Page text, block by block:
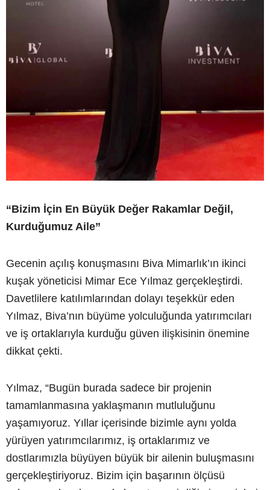
“Bizim İçin En Büyük Değer Rakamlar Değil,
Kurduğumuz Aile”
Gecenin açılış konuşmasını Biva Mimarlık’ın ikinci
kuşak yöneticisi Mimar Ece Yılmaz gerçekleştirdi.
Davetlilere katılımlarından dolayı teşekkür eden
Yılmaz, Biva’nın büyüme yolculuğunda yatırımcıları
ve iş ortaklarıyla kurduğu güven ilişkisinin önemine
dikkat çekti.
Yılmaz, “Bugün burada sadece bir projenin
tamamlanmasına yaklaşmanın mutluluğunu
yaşamıyoruz. Yıllar içerisinde bizimle aynı yolda
yürüyen yatırımcılarımız, iş ortaklarımız ve
dostlarımızla büyüyen büyük bir ailenin buluşmasını
gerçekleştiriyoruz. Bizim için başarının ölçüsü